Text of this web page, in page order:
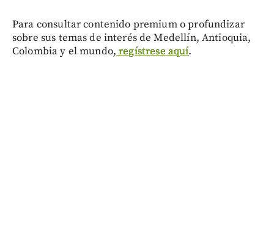
Para consultar contenido premium o profundizar
sobre sus temas de interés de Medellín, Antioquia,
Colombia y el mundo, regístrese aquí.